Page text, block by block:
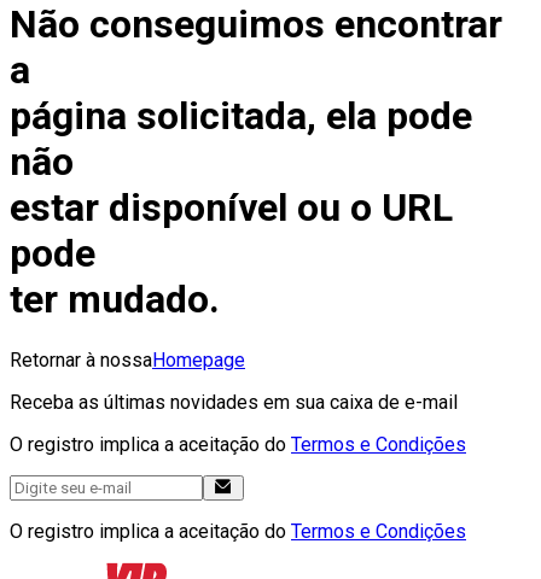
Não conseguimos encontrar
a
página solicitada, ela pode
não
estar disponível ou o URL
pode
ter mudado.
Retornar à nossaHomepage
Receba as últimas novidades em sua caixa de e-mail
O registro implica a aceitação do Termos e Condições
O registro implica a aceitação do Termos e Condições